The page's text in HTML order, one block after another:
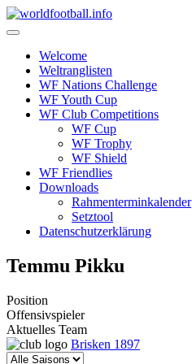
Skip
to
Welcome
Weltranglisten
WF Nations Challenge
WF Youth Cup
WF Club Competitions
WF Cup
WF Trophy
WF Shield
WF Friendlies
Downloads
Rahmenterminkalender
Setztool
Datenschutzerklärung
Temmu Pikku
Position
Offensivspieler
Aktuelles Team
Brisken 1897